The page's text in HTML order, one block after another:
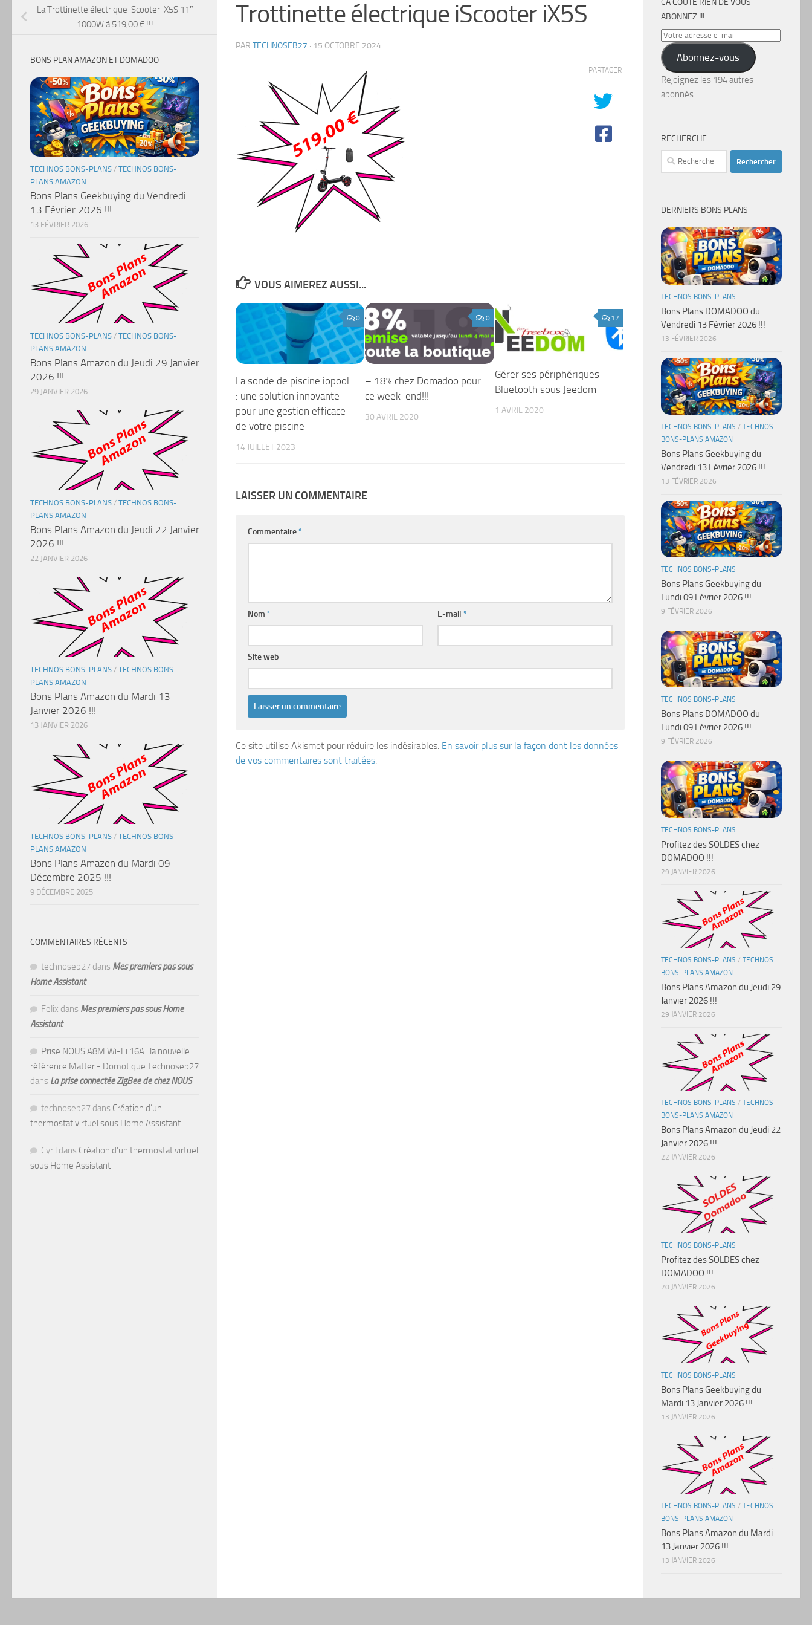
Trottinette électrique iScooter iX5S
PAR TECHNOSEB27 · 15 OCTOBRE 2024
PARTAGER
VOUS AIMEREZ AUSSI...
0
La sonde de piscine iopool
: une solution innovante
pour une gestion efficace
de votre piscine
14 JUILLET 2023
0
– 18% chez Domadoo pour
ce week-end!!!
30 AVRIL 2020
12
Gérer ses périphériques
Bluetooth sous Jeedom
1 AVRIL 2020
LAISSER UN COMMENTAIRE
Commentaire*
Nom * E-mail*
Site web
Ce site utilise Akismet pour réduire les indésirables. En savoir plus sur la façon dont les données
de vos commentaires sont traitées
La Trottinette électrique iScooter iX5S 11″
1000W à 519,00 € !!!
BONS PLAN AMAZON ET DOMADOO
TECHNOS BONS-PLANS / TECHNOS BONS-
PLANS AMAZON
Bons Plans Geekbuying du Vendredi
13 Février 2026 !!!
13 FÉVRIER 2026
TECHNOS BONS-PLANS / TECHNOS BONS-
PLANS AMAZON
Bons Plans Amazon du Jeudi 29 Janvier
2026 !!!
29 JANVIER 2026
TECHNOS BONS-PLANS / TECHNOS BONS-
PLANS AMAZON
Bons Plans Amazon du Jeudi 22 Janvier
2026 !!!
22 JANVIER 2026
TECHNOS BONS-PLANS / TECHNOS BONS-
PLANS AMAZON
Bons Plans Amazon du Mardi 13
Janvier 2026 !!!
13 JANVIER 2026
TECHNOS BONS-PLANS / TECHNOS BONS-
PLANS AMAZON
Bons Plans Amazon du Mardi 09
Décembre 2025 !!!
9 DÉCEMBRE 2025
COMMENTAIRES RÉCENTS
technoseb27 dans Mes premiers pas sous
Home Assistant
Felix dans Mes premiers pas sous Home
Assistant
Prise NOUS A8M Wi-Fi 16A : la nouvelle
référence Matter - Domotique Technoseb27
dans La prise connectée ZigBee de chez NOUS
technoseb27 dans Création d’un
thermostat virtuel sous Home Assistant
Cyril dans Création d’un thermostat virtuel
sous Home Assistant
CA COÛTE RIEN DE VOUS
ABONNEZ !!!
Votre
adresse
e-
mail
Abonnez-vous
Rejoignez les 194 autres
abonnés
RECHERCHE
Rechercher :
DERNIERS BONS PLANS
TECHNOS BONS-PLANS
Bons Plans DOMADOO du
Vendredi 13 Février 2026 !!!
13 FÉVRIER 2026
TECHNOS BONS-PLANS / TECHNOS
BONS-PLANS AMAZON
Bons Plans Geekbuying du
Vendredi 13 Février 2026 !!!
13 FÉVRIER 2026
TECHNOS BONS-PLANS
Bons Plans Geekbuying du
Lundi 09 Février 2026 !!!
9 FÉVRIER 2026
TECHNOS BONS-PLANS
Bons Plans DOMADOO du
Lundi 09 Février 2026 !!!
9 FÉVRIER 2026
TECHNOS BONS-PLANS
Profitez des SOLDES chez
DOMADOO !!!
29 JANVIER 2026
TECHNOS BONS-PLANS / TECHNOS
BONS-PLANS AMAZON
Bons Plans Amazon du Jeudi 29
Janvier 2026 !!!
29 JANVIER 2026
TECHNOS BONS-PLANS / TECHNOS
BONS-PLANS AMAZON
Bons Plans Amazon du Jeudi 22
Janvier 2026 !!!
22 JANVIER 2026
TECHNOS BONS-PLANS
Profitez des SOLDES chez
DOMADOO !!!
20 JANVIER 2026
TECHNOS BONS-PLANS
Bons Plans Geekbuying du
Mardi 13 Janvier 2026 !!!
13 JANVIER 2026
TECHNOS BONS-PLANS / TECHNOS
BONS-PLANS AMAZON
Bons Plans Amazon du Mardi
13 Janvier 2026 !!!
13 JANVIER 2026